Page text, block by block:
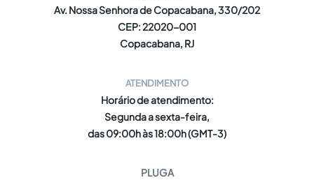
Av. Nossa Senhora de Copacabana, 330/202
CEP: 22020-001
Copacabana, RJ
ATENDIMENTO
Horário de atendimento:
Segunda a sexta-feira,
das 09:00h às 18:00h (GMT-3)
PLUGA